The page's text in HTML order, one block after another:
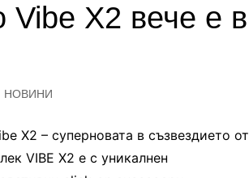
Помощна информация
Vibe X2 вече е в
НОВИНИ
X2 – суперновата в съзвездието от
VIBE X2 е с уникалнен